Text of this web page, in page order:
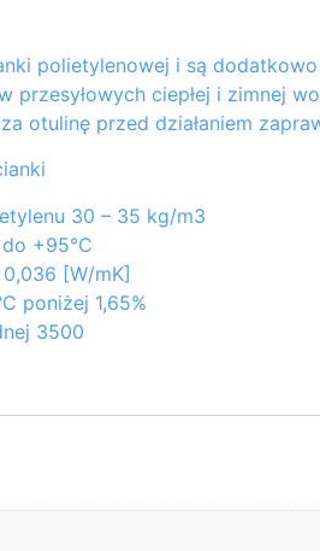
polietylenowej i są
ciepłej i zimnej
otulinę przed działaniem
30 – 35 kg/m3
+95°C
[W/mK]
poniżej 1,65%
3500